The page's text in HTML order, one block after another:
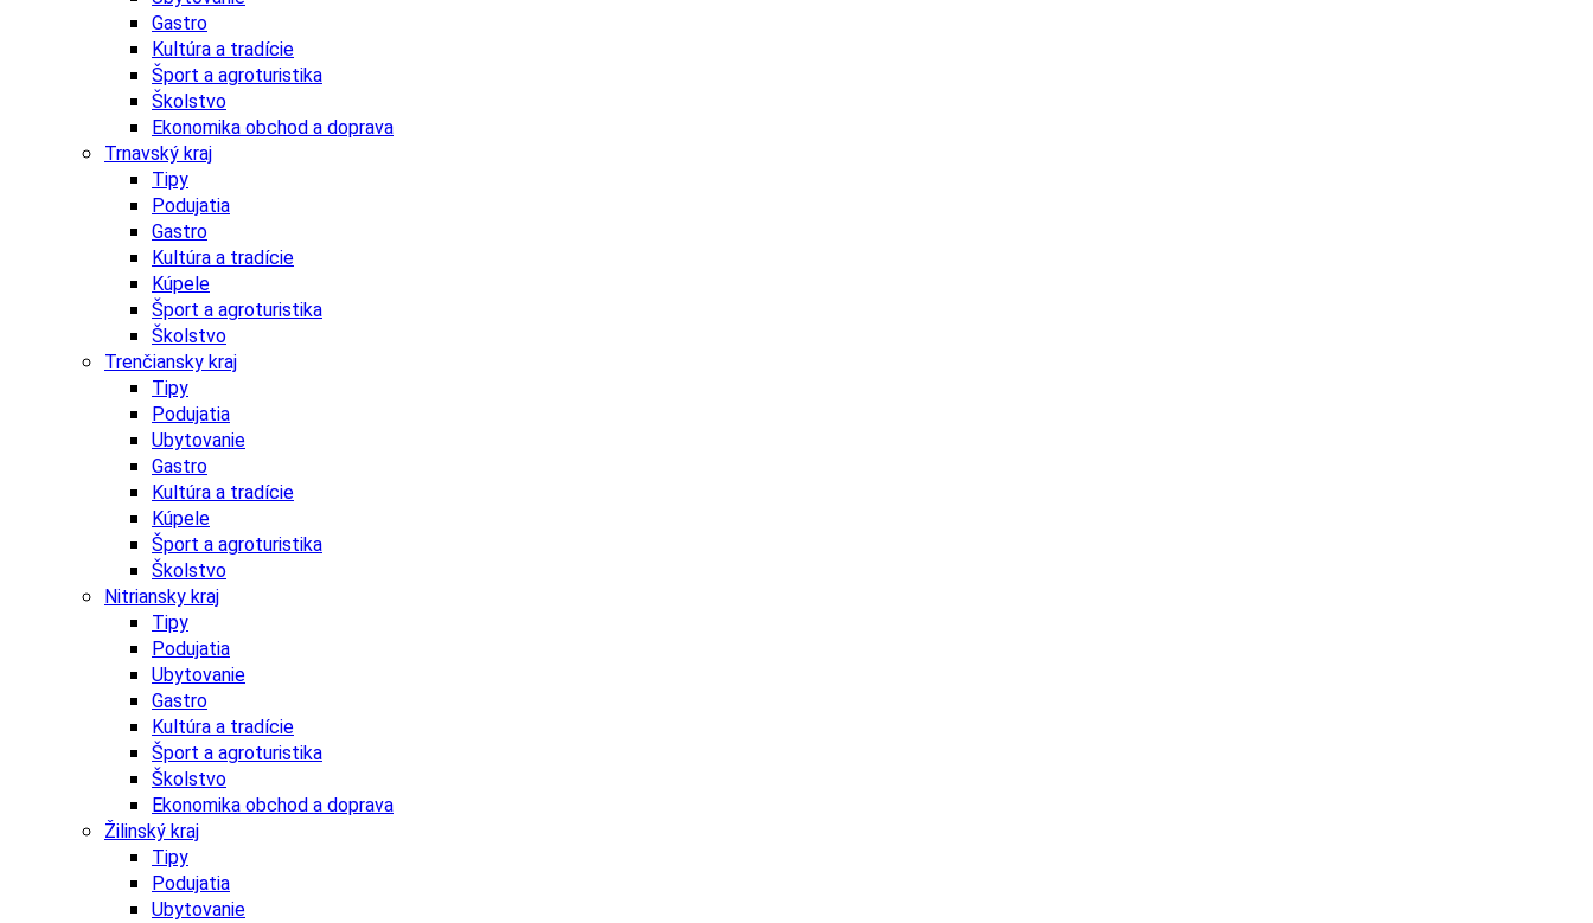
Gastro
Kultúra a tradície
Šport a agroturistika
Školstvo
Ekonomika obchod a doprava
Trnavský kraj
Tipy
Podujatia
Gastro
Kultúra a tradície
Kúpele
Šport a agroturistika
Školstvo
Trenčiansky kraj
Tipy
Podujatia
Ubytovanie
Gastro
Kultúra a tradície
Kúpele
Šport a agroturistika
Školstvo
Nitriansky kraj
Tipy
Podujatia
Ubytovanie
Gastro
Kultúra a tradície
Šport a agroturistika
Školstvo
Ekonomika obchod a doprava
Žilinský kraj
Tipy
Podujatia
Ubytovanie